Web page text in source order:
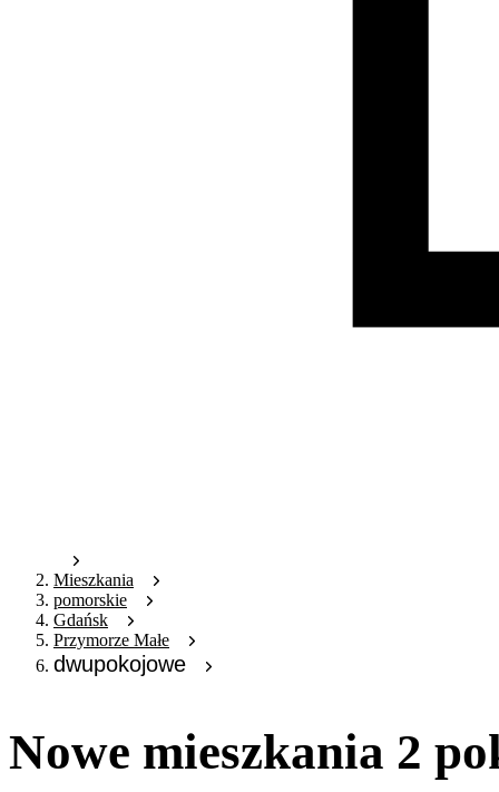
Mieszkania
pomorskie
Gdańsk
Przymorze Małe
dwupokojowe
Nowe mieszkania 2